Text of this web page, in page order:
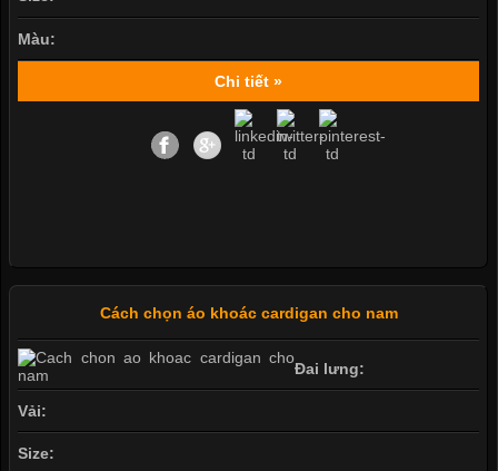
Màu:
Chi tiết »
Cách chọn áo khoác cardigan cho nam
Đai lưng:
Vải:
Size: